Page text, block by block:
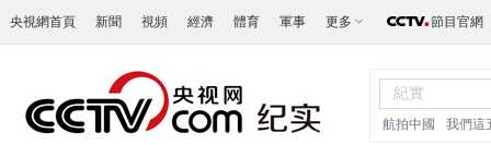
央視網首頁 新聞 視頻 經濟 體育 軍事 更多 節目官網
航拍中國 我們這